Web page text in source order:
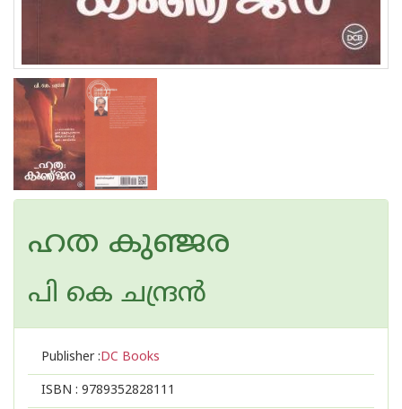
ഹത കുഞ്ജര
പി കെ ചന്ദ്രന്‍
Publisher :DC Books
ISBN : 9789352828111